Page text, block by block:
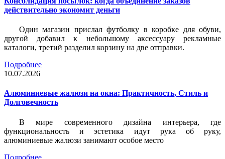
действительно экономит деньги
Один магазин прислал футболку в коробке для обуви,
другой добавил к небольшому аксессуару рекламные
каталоги, третий разделил корзину на две отправки.
Подробнее
10.07.2026
Алюминиевые жалюзи на окна: Практичность, Стиль и
Долговечность
В мире современного дизайна интерьера, где
функциональность и эстетика идут рука об руку,
алюминиевые жалюзи занимают особое место
Подробнее